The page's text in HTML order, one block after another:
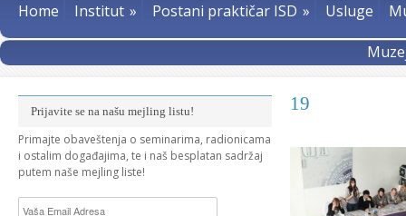
Home Institut » Postani praktičar ISD » Usluge
19
Prijavite se na našu mejling listu!
Primajte obaveštenja o seminarima, radionicama
i ostalim događajima, te i naš besplatan sadržaj
putem naše mejling liste!